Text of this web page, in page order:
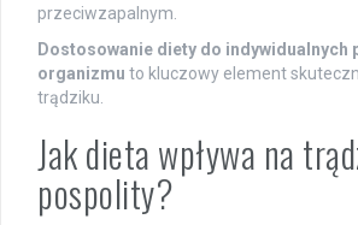
przeciwzapalnym.
Dostosowanie diety do indywidualnych
organizmu to kluczowy element
trądziku.
Jak dieta wpływa na
pospolity?